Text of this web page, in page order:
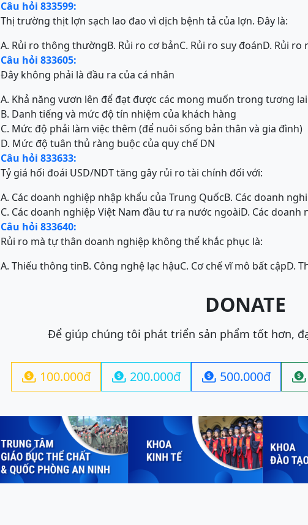
Câu hỏi 833599:
Thị trường thịt lợn sạch lao đao vì dịch bệnh tả của lợn. Đây là:
A. Rủi ro thông thườngB. Rủi ro cơ bảnC. Rủi ro suy đoánD. Rủi ro
Câu hỏi 833605:
Đây không phải là đầu ra của cá nhân
A. Khả năng vươn lên để đạt được các mong muốn trong tương
B. Danh tiếng và mức độ tín nhiệm của khách hàng
C. Mức độ phải làm việc thêm (để nuôi sống bản thân và gia đình)
D. Mức độ tuân thủ ràng buộc của quy chế DN
Câu hỏi 833633:
Tỷ giá hối đoái USD/NDT tăng gây rủi ro tài chính đối với:
A. Các doanh nghiệp nhập khẩu của Trung QuốcB. Các doanh
C. Các doanh nghiệp Việt Nam đầu tư ra nước ngoàiD. Các doanh
Câu hỏi 833640:
Rủi ro mà tự thân doanh nghiệp không thể khắc phục là:
A. Thiếu thông tinB. Công nghệ lạc hậuC. Cơ chế vĩ mô bất cậpD.
DONATE
Để giúp chúng tôi phát triển sản phẩm tốt hơn,
 100.000đ  200.000đ  500.000đ 
Previous